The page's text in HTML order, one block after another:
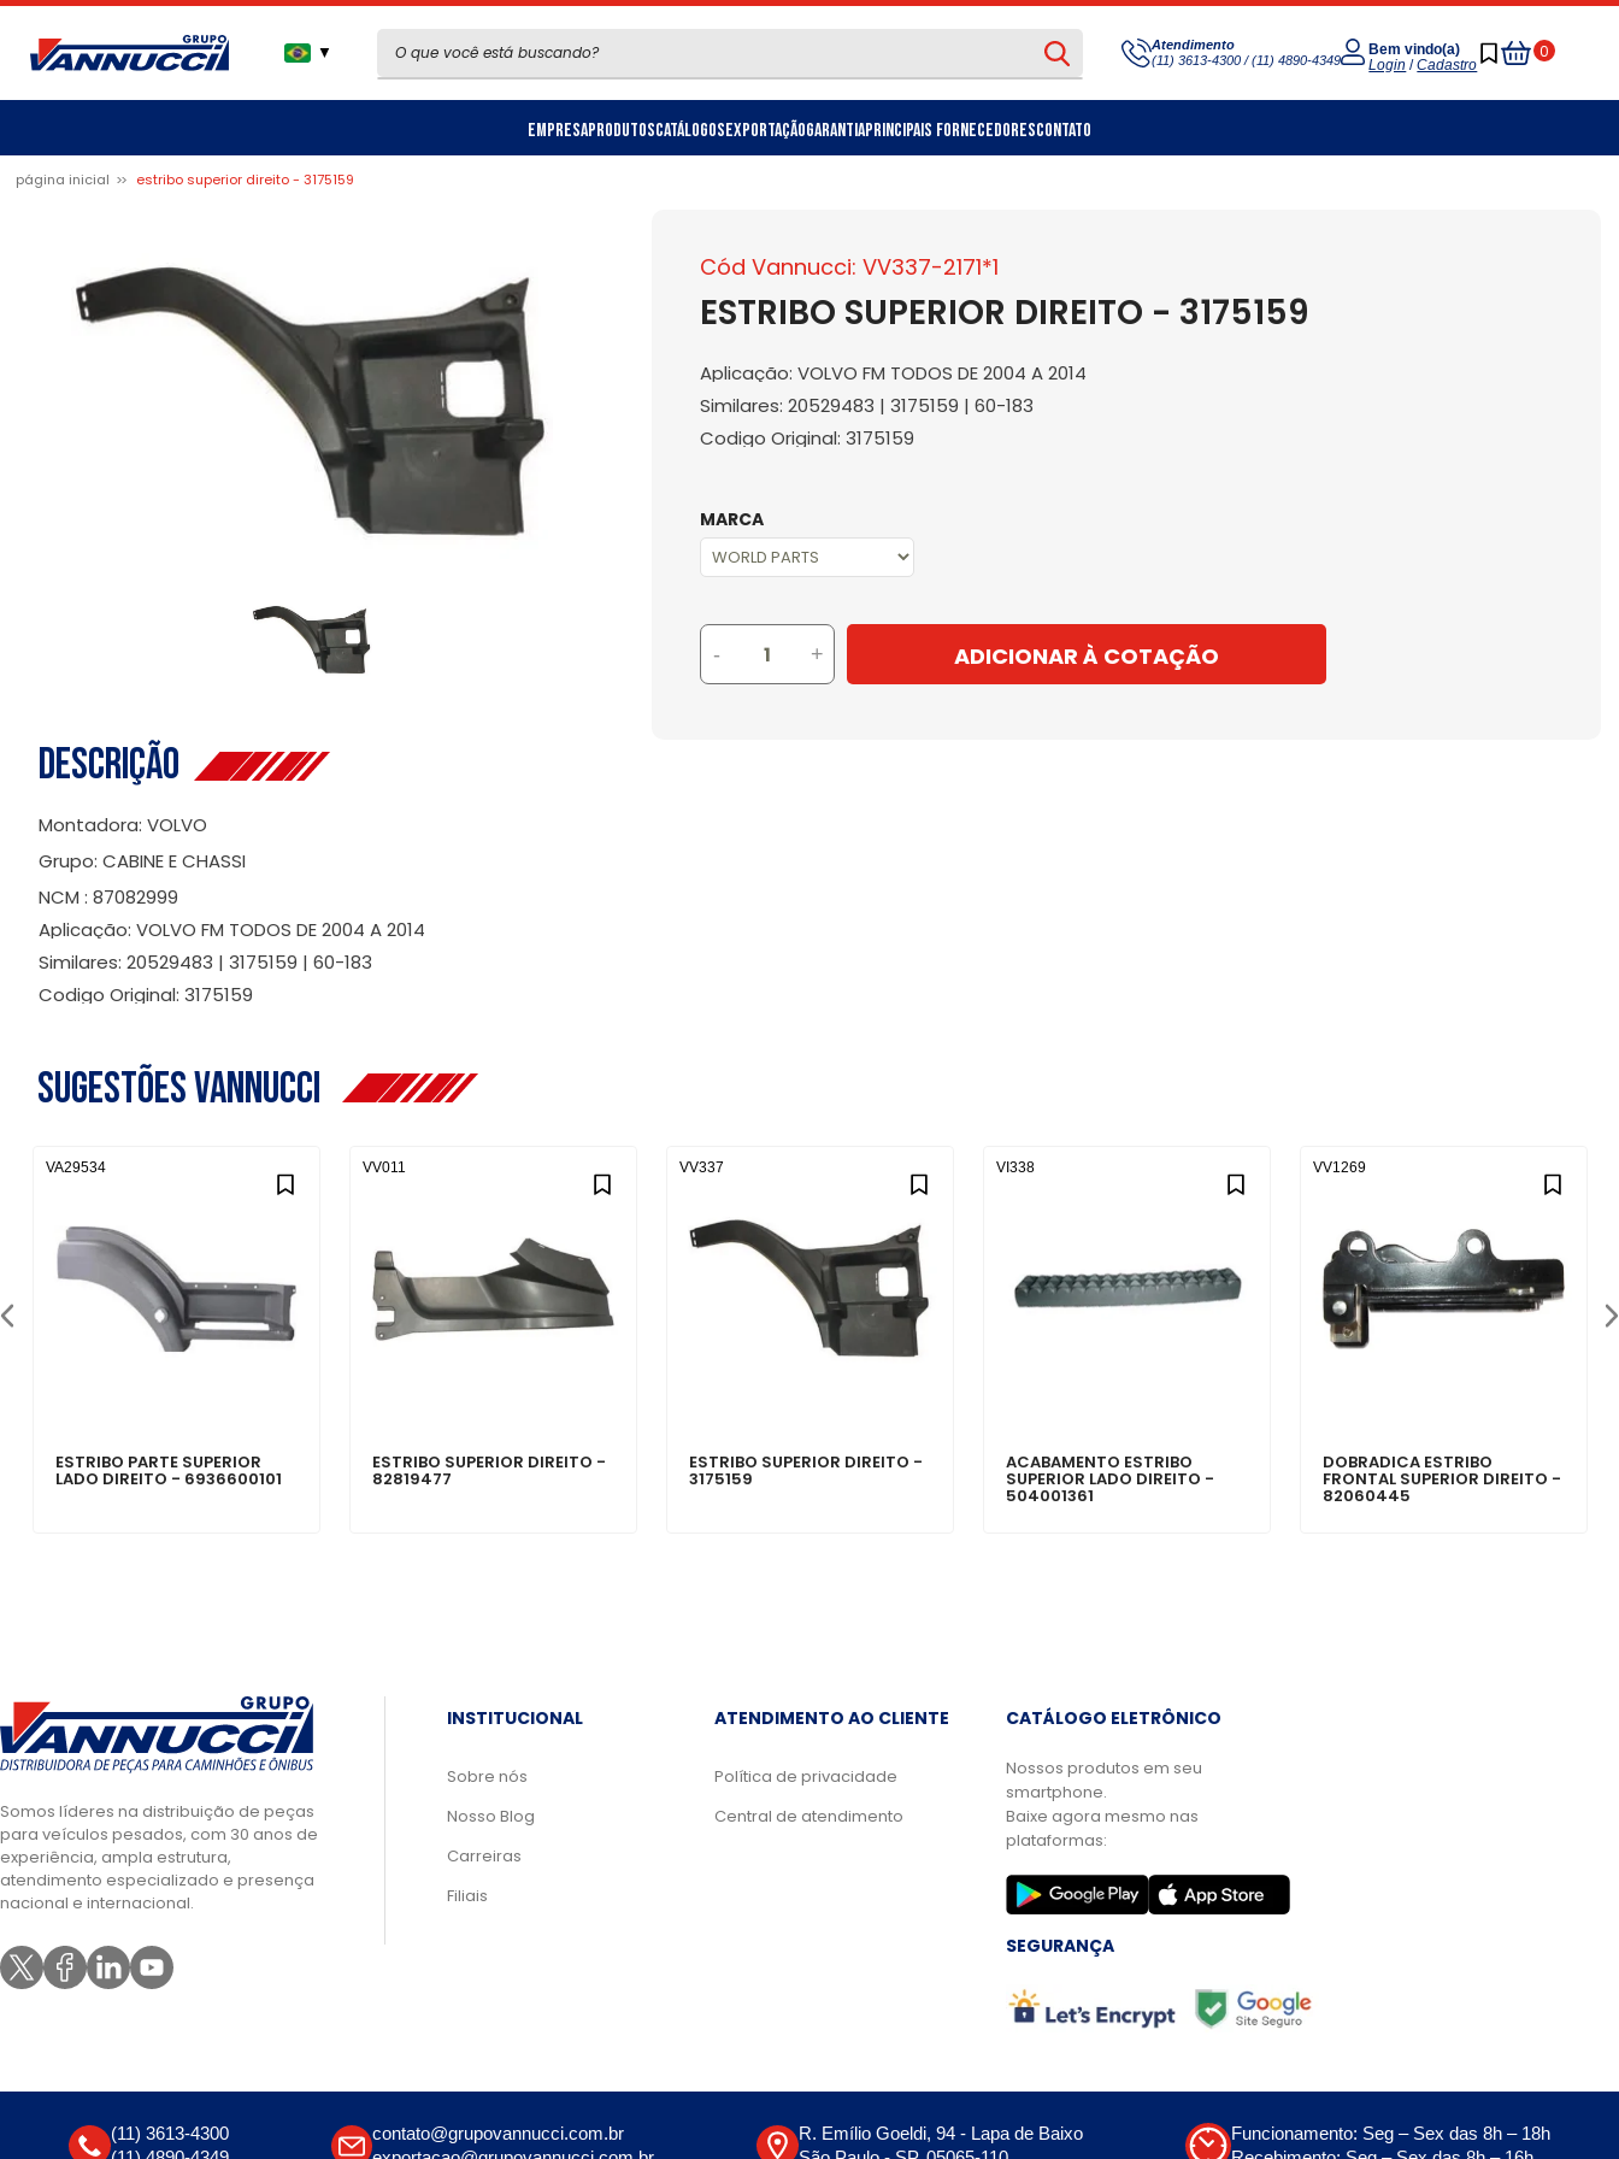
▼
Atendimento
(11) 3613-4300 / (11) 4890-4349
Bem vindo(a)
Login /Cadastro
0
Meu
Carrinho
EmpresaProdutosCatálogosExportaçãoGarantiaPrincipais FornecedoresContato
página inicial estribo superior direito - 3175159
Cód Vannucci: VV337-2171*1
ESTRIBO SUPERIOR DIREITO - 3175159
Aplicação: VOLVO FM TODOS DE 2004 A 2014
Similares: 20529483 | 3175159 | 60-183
Codigo Original: 3175159
MARCA
- + ADICIONAR À COTAÇÃO
Descrição
Montadora: VOLVO
Grupo: CABINE E CHASSI
NCM : 87082999
Aplicação: VOLVO FM TODOS DE 2004 A 2014
Similares: 20529483 | 3175159 | 60-183
Codigo Original: 3175159
Sugestões Vannucci
ESTRIBO PARTE SUPERIOR
LADO DIREITO - 6936600101
VA29534
ESTRIBO SUPERIOR DIREITO -
82819477
VV011
ESTRIBO SUPERIOR DIREITO -
3175159
VV337
ACABAMENTO ESTRIBO
SUPERIOR LADO DIREITO -
504001361
VI338
DOBRADICA ESTRIBO
FRONTAL SUPERIOR DIREITO -
82060445
VV1269
Somos líderes na distribuição de peças
para veículos pesados, com 30 anos de
experiência, ampla estrutura,
atendimento especializado e presença
nacional e internacional.
INSTITUCIONAL
Sobre nós
Nosso Blog
Carreiras
Filiais
ATENDIMENTO AO CLIENTE
Política de privacidade
Central de atendimento
CATÁLOGO ELETRÔNICO
Nossos produtos em seu
smartphone.
Baixe agora mesmo nas
plataformas:
SEGURANÇA
(11) 3613-4300
contato@grupovannucci.com.br
R. Emílio Goeldi, 94 - Lapa de Baixo
Funcionamento: Seg – Sex das 8h – 18h